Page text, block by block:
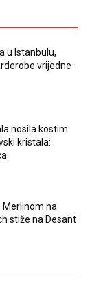
u Istanbulu,
vrijedne
nosila kostim
kristala:
Merlinom na
stiže na Desant